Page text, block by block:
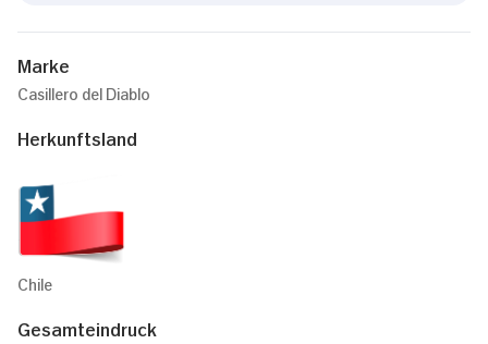
Marke
Casillero del Diablo
Herkunftsland
Chile
Gesamteindruck